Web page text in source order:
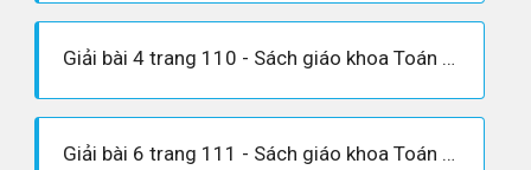
Giải bài 4 trang 110 - Sách giáo khoa Toán 9 tập 2
Giải bài 6 trang 111 - Sách giáo khoa Toán 9 tập 2